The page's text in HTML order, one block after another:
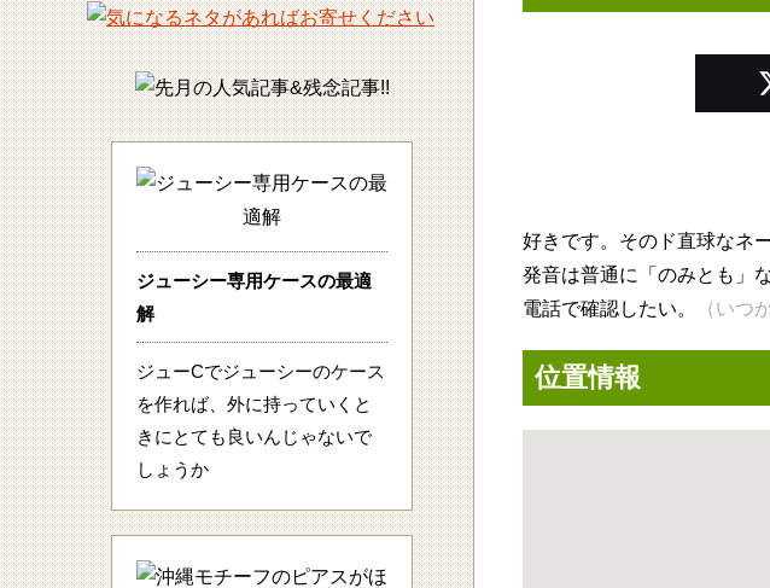
好きです。そのド直球なネ
発音は普通に「のみとも」
電話で確認したい。
（いつ
位置情報
ジューシー専用ケースの最適
解
ジューCでジューシーのケース
を作れば、外に持っていくと
きにとても良いんじゃないで
しょうか